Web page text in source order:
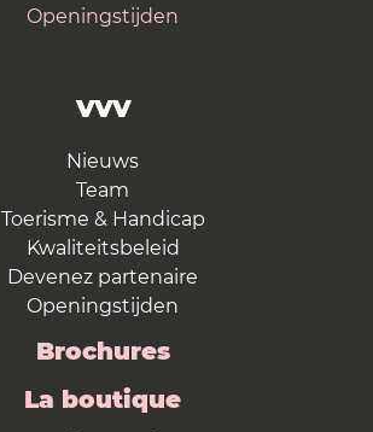
Openingstijden
VVV
Nieuws
Team
Toerisme & Handicap
Kwaliteitsbeleid
Devenez partenaire
Openingstijden
Brochures
La boutique